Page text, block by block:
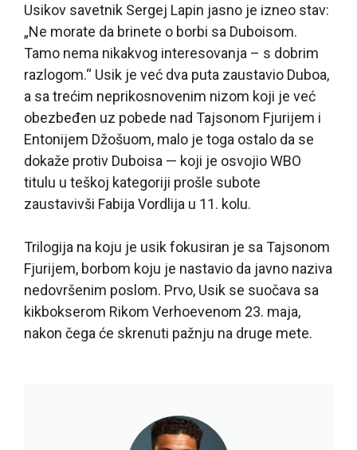
Usikov savetnik Sergej Lapin jasno je izneo stav:
„Ne morate da brinete o borbi sa Duboisom.
Tamo nema nikakvog interesovanja – s dobrim
razlogom.“ Usik je već dva puta zaustavio Duboa,
a sa trećim neprikosnovenim nizom koji je već
obezbeđen uz pobede nad Tajsonom Fjurijem i
Entonijem Džošuom, malo je toga ostalo da se
dokaže protiv Duboisa — koji je osvojio WBO
titulu u teškoj kategoriji prošle subote
zaustavivši Fabija Vordlija u 11. kolu.
Trilogija na koju je usik fokusiran je sa Tajsonom
Fjurijem, borbom koju je nastavio da javno naziva
nedovršenim poslom. Prvo, Usik se suočava sa
kikbokserom Rikom Verhoevenom 23. maja,
nakon čega će skrenuti pažnju na druge mete.